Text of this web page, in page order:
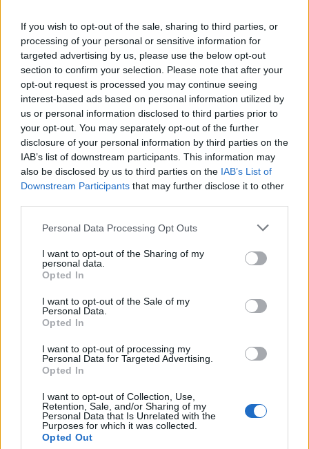
If you wish to opt-out of the sale, sharing to third parties, or
processing of your personal or sensitive information for
targeted advertising by us, please use the below opt-out
section to confirm your selection. Please note that after your
opt-out request is processed you may continue seeing
interest-based ads based on personal information utilized by
us or personal information disclosed to third parties prior to
your opt-out. You may separately opt-out of the further
disclosure of your personal information by third parties on the
IAB’s list of downstream participants. This information may
also be disclosed by us to third parties on the IAB’s List of
Downstream Participants that may further disclose it to other
Personal Data Processing Opt Outs
I want to opt-out of the Sharing of my
personal data.
Opted In
I want to opt-out of the Sale of my
Personal Data.
Opted In
I want to opt-out of processing my
Personal Data for Targeted Advertising.
Opted In
I want to opt-out of Collection, Use,
Retention, Sale, and/or Sharing of my
Personal Data that Is Unrelated with the
Purposes for which it was collected.
Opted Out
Tags:
Kiara Tito
Pas dy vitesh në kërkim
të Tiranës, arrestohet
Renardo Nallbani në
Palasë
Arrestohet 73-vjeçari në
Krujë, ndezi zjarr për të
djegur barin dhe flakët u
përhapën drejt malit
Zjarri në Krujë përhapet
më tej, evakuohen
banorët e Barabit–Lluban,
raportohen shpërthime
armatimesh
i dyshuari për vrasjen e
20-vjeçarit në Korçë